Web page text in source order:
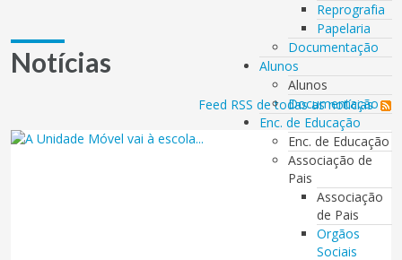
Reprografia
Papelaria
Documentação
Alunos
Alunos
Documentação
Enc. de Educação
Enc. de Educação
Associação de
Pais
Associação
de Pais
Orgãos
Sociais
Notícias
Feed RSS de todas as notícias